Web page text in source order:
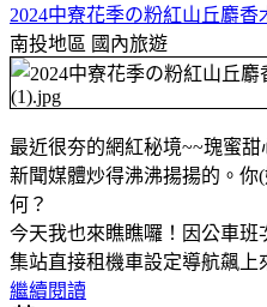
2024中寮花季の粉紅山丘麝
南投地區 國內旅遊
最近很夯的網紅秘境~~瑰蜜
新聞媒體炒得沸沸揚揚的。你
何？
今天我也來瞧瞧囉！因公車
集站直接租機車設定導航飆上
繼續閱讀